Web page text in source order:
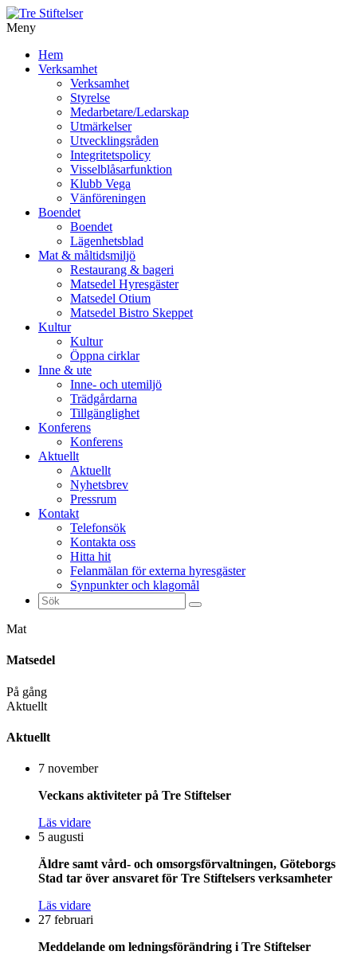
Meny
vidare
Hem
Verksamhet
Verksamhet
Styrelse
Medarbetare/Ledarskap
Utmärkelser
Utvecklingsråden
Integritetspolicy
Visselblåsarfunktion
Klubb Vega
Vänföreningen
Boendet
Boendet
Lägenhetsblad
Mat & måltidsmiljö
Restaurang & bageri
Matsedel Hyresgäster
Matsedel Otium
Matsedel Bistro Skeppet
Kultur
Kultur
Öppna cirklar
Inne & ute
Inne- och utemiljö
Trädgårdarna
Tillgänglighet
Konferens
Konferens
Aktuellt
Aktuellt
Nyhetsbrev
Pressrum
Kontakt
Telefonsök
Kontakta oss
Hitta hit
Felanmälan för externa hyresgäster
Synpunkter och klagomål
Sök
efter:
Mat
Matsedel
På gång
Aktuellt
Aktuellt
7 november
Veckans aktiviteter på Tre Stiftelser
Läs vidare
5 augusti
Äldre samt vård- och omsorgsförvaltningen, Göteborgs
Stad tar över ansvaret för Tre Stiftelsers verksamheter
Läs vidare
27 februari
Meddelande om ledningsförändring i Tre Stiftelser